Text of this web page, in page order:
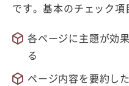
です。基本のチェック項
各ページに主題が効
る
ページ内容を要約し